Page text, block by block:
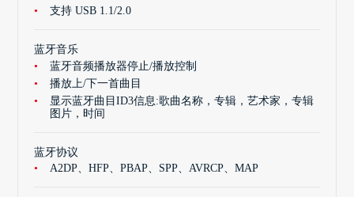
支持 USB 1.1/2.0
蓝牙音乐
蓝牙音频播放器停止/播放控制
播放上/下一首曲目
显示蓝牙曲目ID3信息:歌曲名称，专辑，艺术家，专辑
图片，时间
蓝牙协议
A2DP、HFP、PBAP、SPP、AVRCP、MAP